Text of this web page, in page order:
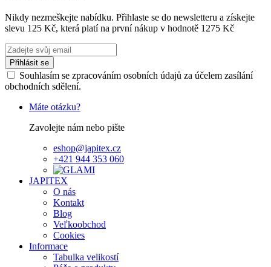
Nikdy nezmeškejte nabídku. Přihlaste se do newsletteru a získejte
slevu 125 Kč, která platí na první nákup v hodnotě 1275 Kč
Přihlásit se
Souhlasím se zpracováním osobních údajů za účelem zasílání
obchodních sdělení.
Máte otázku?
Zavolejte nám nebo pište
eshop@japitex.cz
+421 944 353 060
JAPITEX
O nás
Kontakt
Blog
Veľkoobchod
Cookies
Informace
Tabulka velikostí